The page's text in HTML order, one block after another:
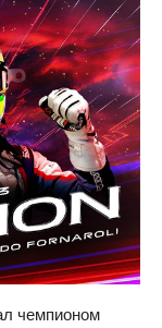
чемпионом